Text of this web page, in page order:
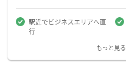
駅近でビジネスエリアへ直
行
もっと見る